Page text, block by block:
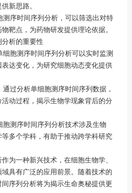
新思路。
序时间序列分析，可以筛选出对特
靶点，为药物研发提供理论依据。
析的重要性
胞测序时间序列分析可以实时监测
达变化，为研究细胞动态变化提供
过分析单细胞测序时间序列数据，
动过程，揭示生物学现象背后的分
测序时间序列分析技术涉及生物
多个学科，有助于推动跨学科研究
为一种新兴技术，在细胞生物学、
具有广泛的应用前景。随着技术的
序列分析将为揭示生命奥秘提供更